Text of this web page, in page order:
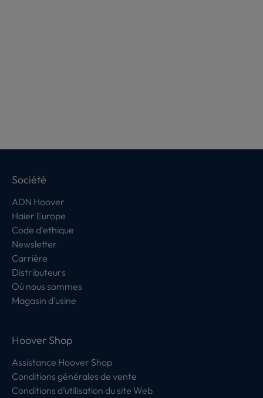
Société
ADN Hoover
Haier Europe
Code d'ethique
Newsletter
Carrière
Distributeurs
Où nous sommes
Magasin d’usine
Hoover Shop
Assistance Hoover Shop
Conditions générales de vente
Conditions d’utilisation du site Web